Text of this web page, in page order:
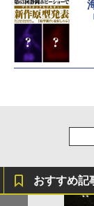
おすすめ記